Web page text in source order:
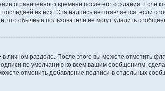
ограниченного времени после его создания.
из них. Эта надпись не появляется, если
обычные пользователи не могут удалить
личном разделе. После этого вы можете отметить
по умолчанию ко всем вашим сообщениям,
отменить добавление подписи в отдельных